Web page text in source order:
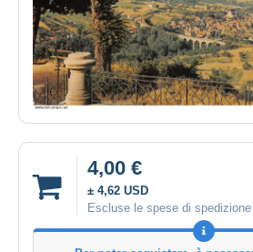
4,00 €
± 4,62 USD
Escluse le spese di